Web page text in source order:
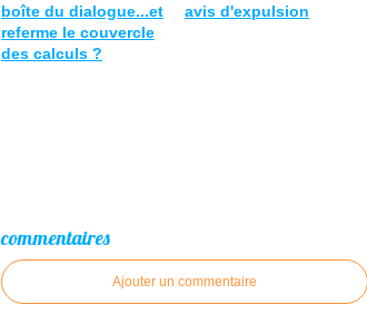
boîte du dialogue...et
referme le couvercle
des calculs ?
avis d'expulsion
commentaires
Ajouter un commentaire